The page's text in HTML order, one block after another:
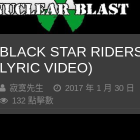
BLACK STAR
LYRIC VIDEO)
寂寞先生 2017 年 1 月 30 日
132 點擊數